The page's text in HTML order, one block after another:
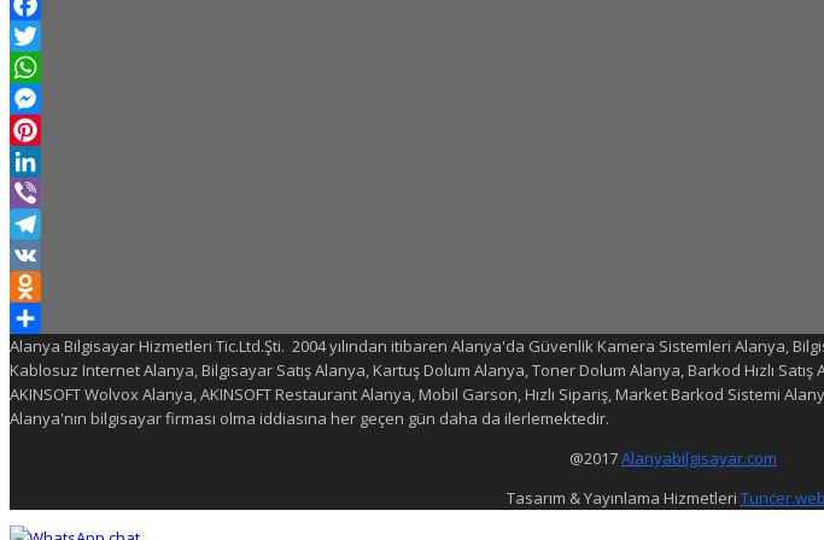
Facebook
Twitter
WhatsApp
Messenger
Pinterest
LinkedIn
Viber
Telegram
VK
Odnoklassniki
Share
Alanya Bilgisayar Hizmetleri Tic.Ltd.Şti. 2004 yılından itibaren Alanya'da Güvenlik Kamera Sistemleri Alanya,
Kablosuz Internet Alanya, Bilgisayar Satış Alanya, Kartuş Dolum Alanya, Toner Dolum Alanya, Barkod Hızlı Satış
AKINSOFT Wolvox Alanya, AKINSOFT Restaurant Alanya, Mobil Garson, Hızlı Sipariş, Market Barkod Sistemi
Alanya'nın bilgisayar firması olma iddiasına her geçen gün daha da ilerlemektedir.
@2017Alanyabilgisayar.com
Tasarım & Yayınlama Hizmetleri